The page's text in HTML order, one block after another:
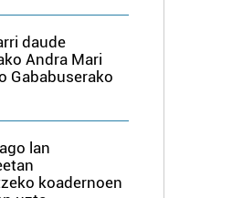
ematen diguzu.
daude
Andra Mari
Gababuserako
lan
koadernoen